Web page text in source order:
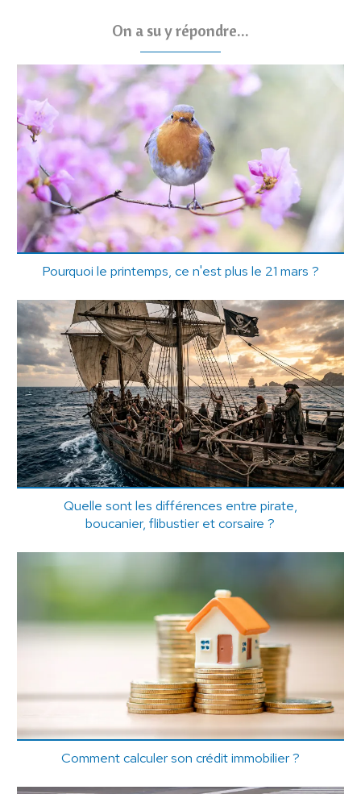
On a su y répondre...
Pourquoi le printemps, ce n'est plus le 21 mars ?
Quelle sont les différences entre pirate,
boucanier, flibustier et corsaire ?
Comment calculer son crédit immobilier ?